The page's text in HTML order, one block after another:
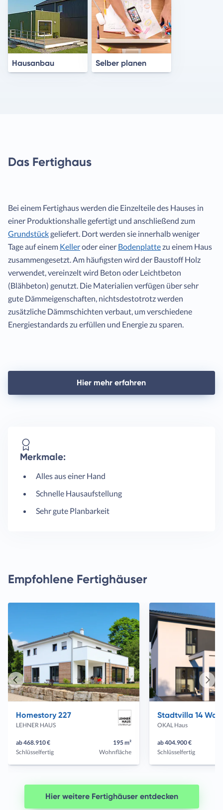
Hausanbau Selber planen
Das Fertighaus
Bei einem Fertighaus werden die Einzelteile des Hauses in
einer Produktionshalle gefertigt und anschließend zum
Grundstückgeliefert. Dort werden sie innerhalb weniger
Tage auf einem Kelleroder einer Bodenplattezu einem Haus
zusammengesetzt. Am häufigsten wird der Baustoff Holz
verwendet, vereinzelt wird Beton oder Leichtbeton
(Blähbeton) genutzt. Die Materialien verfügen über sehr
gute Dämmeigenschaften, nichtsdestotrotz werden
zusätzliche Dämmschichten verbaut, um verschiedene
Energiestandards zu erfüllen und Energie zu sparen.
Hier mehr erfahren
Merkmale:
Alles aus einer Hand
Schnelle Hausaufstellung
Sehr gute Planbarkeit
Empfohlene Fertighäuser
Homestory 227
LEHNER HAUS
ab 468.910 €
Schlüsselfertig
195 m²
Wohnfläche
OKAL Haus
ab 404.900 €
Schlüsselfertig
Vorheriges
Haus
Haus
Hier weitere Fertighäuser entdecken